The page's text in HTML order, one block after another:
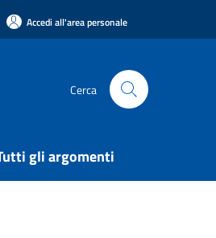
Accedi all'area personale
Cerca
gli argomenti